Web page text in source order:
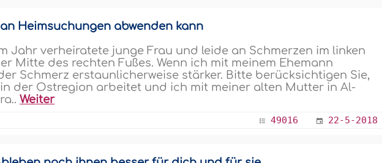
Heimsuchungen abwenden kann
Jahr verheiratete junge Frau und leide an Schmerzen im linken
Mitte des rechten Fußes. Wenn ich mit meinem Ehemann
Schmerz erstaunlicherweise stärker. Bitte berücksichtigen Sie,
der Ostregion arbeitet und ich mit meiner alten Mutter in Al-
Weiter
49016 22-5-2018